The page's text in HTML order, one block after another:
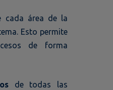
cada área de la
Esto permite
de forma
de todas las